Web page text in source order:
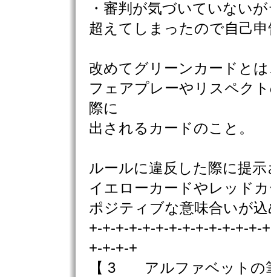
・審判が気づいていない
超えてしまったので自己
改めてグリーンカードとは
フェアプレーやリスペク
際に
出されるカードのこと。
ルールに違反した際に提
イエローカードやレッド
ポジティブな意味合いが
+-+-+-+-+-+-+-+-+-+-+-+-+-
+-+-+-+
【 3 アルファベットの